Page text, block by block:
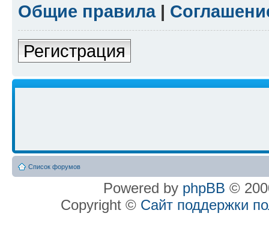
Общие правила|
Регистрация
Список форумов
Powered by phpBB ©
Copyright © Сайт поддержки